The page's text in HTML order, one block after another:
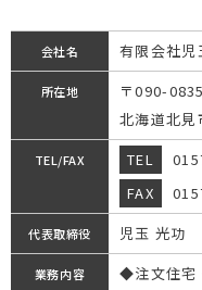
会社名 有限会社児
所在地
〒090-0835
北海道北
TEL/FAX TEL
FAX
代表取締役 児玉 光功
業務内容
◆注文住宅